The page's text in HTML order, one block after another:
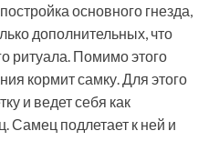
основного гнезда,
дополнительных, что
ритуала. Помимо этого
кормит самку. Для этого
и ведет себя как
Самец подлетает к ней и